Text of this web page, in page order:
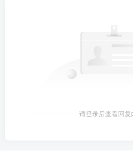
9、韩媒：绝食第九天，李在明仍
活，其要求尹锡悦政府内阁成员
至早上，日本九州岛西南部连续4
10、美国、印度和沙特被曝正讨
请登录后查看回复